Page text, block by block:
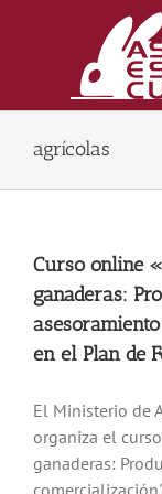
Inicio
Tienda
Symposiums
agrícolas
Curso online
ganaderas:
en el Plan de
El Ministerio de
organiza el
ganaderas: